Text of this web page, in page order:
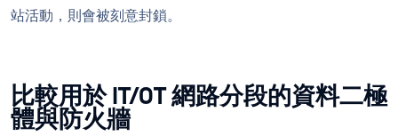
站活動，則會被刻意封鎖。
比較用於 IT/OT 網路分段的資料二極
體與防火牆